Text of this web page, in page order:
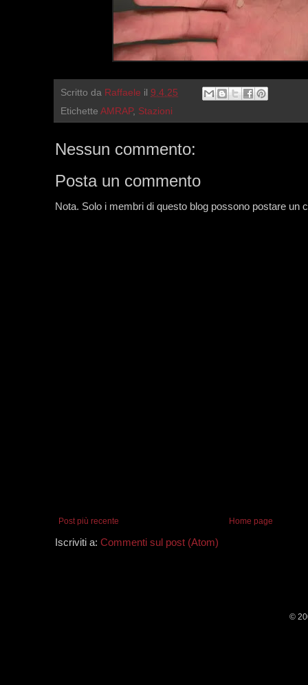
Scritto da Raffaele il 9.4.25
Etichette AMRAP, Stazioni
Nessun commento:
Posta un commento
Nota. Solo i membri di questo blog possono postare un
Post più recente Home page
Iscriviti a: Commenti sul post (Atom)
©